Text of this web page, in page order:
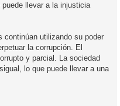
llevar a la injusticia
continúan utilizando su poder
la corrupción. El
y parcial. La sociedad
lo que puede llevar a una